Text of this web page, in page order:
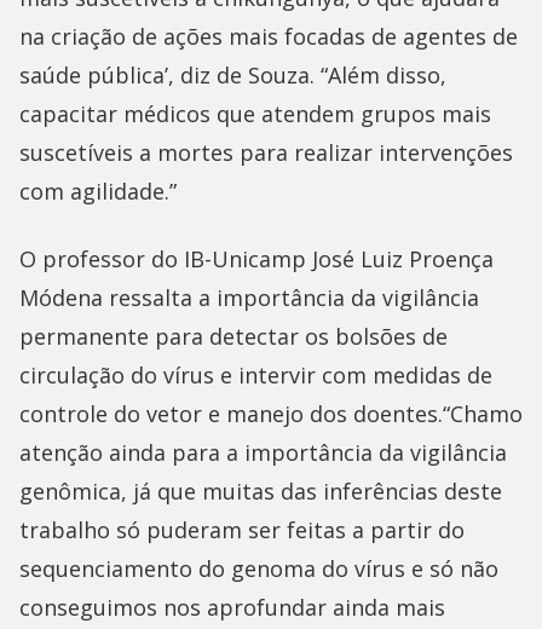
na criação de ações mais focadas de agentes de
saúde pública’, diz de Souza. “Além disso,
capacitar médicos que atendem grupos mais
suscetíveis a mortes para realizar intervenções
com agilidade.”
O professor do IB-Unicamp José Luiz Proença
Módena ressalta a importância da vigilância
permanente para detectar os bolsões de
circulação do vírus e intervir com medidas de
controle do vetor e manejo dos doentes.“Chamo
atenção ainda para a importância da vigilância
genômica, já que muitas das inferências deste
trabalho só puderam ser feitas a partir do
sequenciamento do genoma do vírus e só não
conseguimos nos aprofundar ainda mais